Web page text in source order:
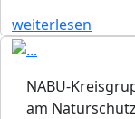
weiterlesen
NABU-
am